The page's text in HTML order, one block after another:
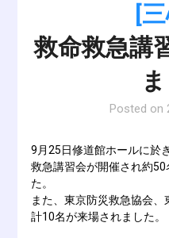
[
救命救急講
Posted on
9月25日修道館ホールに於
救急講習会が開催され約
た。
また、東京防災救急協会
計10名が来場されました。